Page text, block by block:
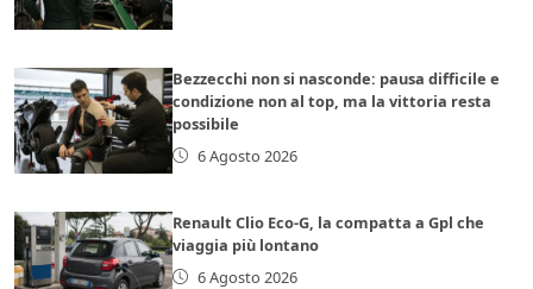
Bezzecchi non si nasconde: pausa difficile e
condizione non al top, ma la vittoria resta
possibile
6 Agosto 2026
Renault Clio Eco-G, la compatta a Gpl che
viaggia più lontano
6 Agosto 2026